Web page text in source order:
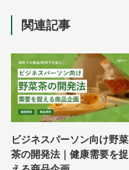
関連記事
ビジネスパーソン向け野菜
茶の開発法｜健康需要を捉